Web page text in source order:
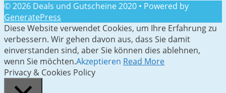
© 2026 Deals und Gutscheine 2020 • Powered by
GeneratePress
Diese Website verwendet Cookies, um Ihre Erfahrung zu
verbessern. Wir gehen davon aus, dass Sie damit
einverstanden sind, aber Sie können dies ablehnen,
wenn Sie möchten.Akzeptieren Read More
Privacy & Cookies Policy